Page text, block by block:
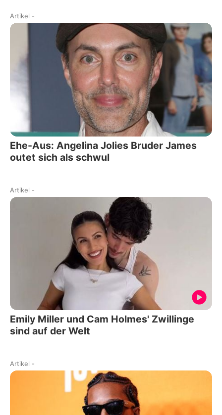
Artikel -
Ehe-Aus: Angelina Jolies Bruder James
outet sich als schwul
Artikel -
Emily Miller und Cam Holmes' Zwillinge
sind auf der Welt
Artikel -